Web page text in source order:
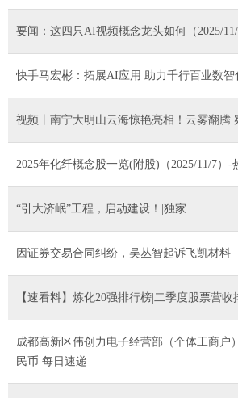
要闻：这四只AI视频概念龙头如何（2025/11/
快手马宏彬：拓展AI应用 助力千行百业数智
视频丨南宁大明山云海惊艳亮相！云雾翻腾
2025年化纤概念股一览(附股)（2025/11/7）-
“引大济岷”工程，启动建设！|独家
因证券交易合同纠纷，吴丛智起诉飞凯材料
【速看料】炼化20强排行榜|二季度股票营收
成都高新区伟创力电子经营部（个体工商户
民币 每日速递